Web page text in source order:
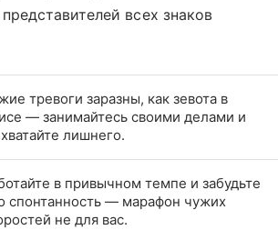
всех знаков
тревоги заразны, как зевота в
— занимайтесь своими делами и
лишнего.
в привычном темпе и забудьте
спонтанность — марафон чужих
не для вас.